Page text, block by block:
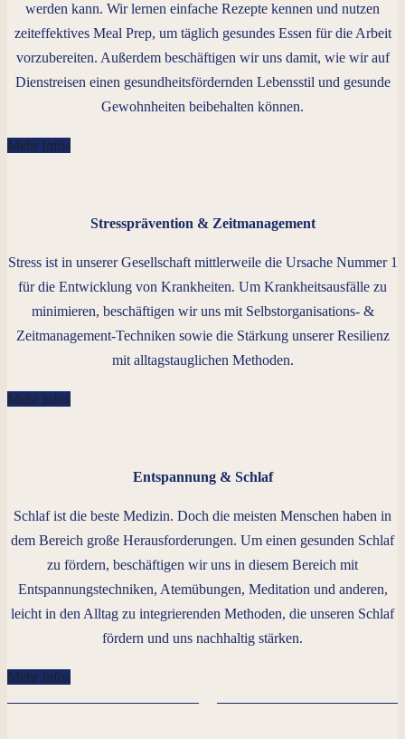
werden kann. Wir lernen einfache Rezepte kennen und nutzen
zeiteffektives Meal Prep, um täglich gesundes Essen für die Arbeit
vorzubereiten. Außerdem beschäftigen wir uns damit, wie wir auf
Dienstreisen einen gesundheitsfördernden Lebensstil und gesunde
Gewohnheiten beibehalten können.
Mehr Infos
Stressprävention & Zeitmanagement
Stress ist in unserer Gesellschaft mittlerweile die Ursache Nummer 1
für die Entwicklung von Krankheiten. Um Krankheitsausfälle zu
minimieren, beschäftigen wir uns mit Selbstorganisations- &
Zeitmanagement-Techniken sowie die Stärkung unserer Resilienz
mit alltagstauglichen Methoden.
Mehr Infos
Entspannung & Schlaf
Schlaf ist die beste Medizin. Doch die meisten Menschen haben in
dem Bereich große Herausforderungen. Um einen gesunden Schlaf
zu fördern, beschäftigen wir uns in diesem Bereich mit
Entspannungstechniken, Atemübungen, Meditation und anderen,
leicht in den Alltag zu integrierenden Methoden, die unseren Schlaf
fördern und uns nachhaltig stärken.
Mehr Infos